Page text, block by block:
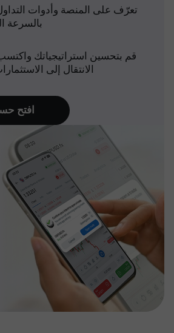
تعرّف على المنصة وأدوات
بالسرعة
قم بتحسين استراتيجياتك
الانتقال إلى
افتح